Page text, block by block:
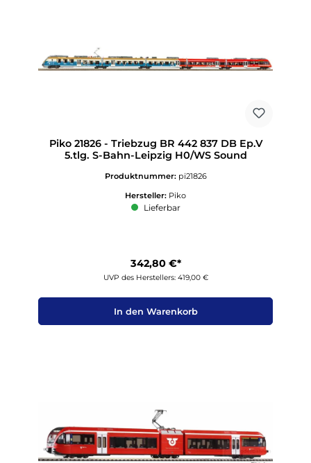
Piko 21826 - Triebzug BR 442 837 DB Ep.V
5.tlg. S-Bahn-Leipzig H0/WS Sound
Produktnummer: pi21826
Hersteller: Piko
Lieferbar
342,80 €*
UVP des Herstellers: 419,00 €
In den Warenkorb